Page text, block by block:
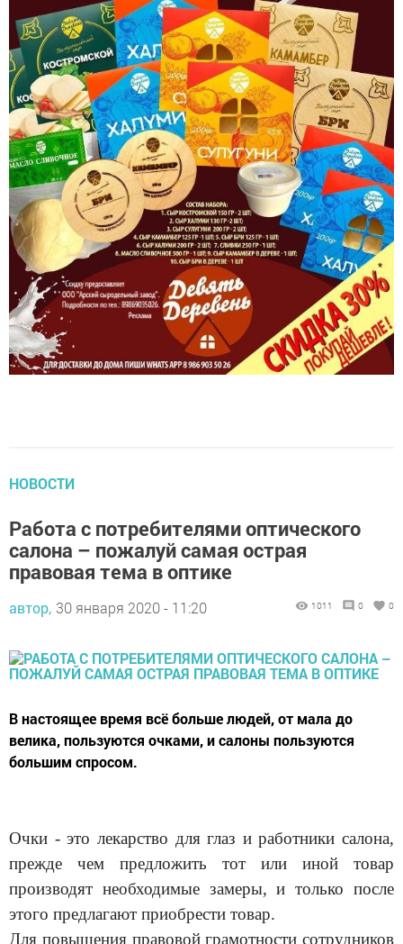
НОВОСТИ
Работа с потребителями оптического
салона – пожалуй самая острая
правовая тема в оптике
автор, 30 января 2020 - 11:20 1011 0 0
В настоящее время всё больше людей, от мала до
велика, пользуются очками, и салоны пользуются
большим спросом.
Очки - это лекарство для глаз и работники салона,
прежде чем предложить тот или иной товар
производят необходимые замеры, и только после
этого предлагают приобрести товар.
Для повышения правовой грамотности сотрудников